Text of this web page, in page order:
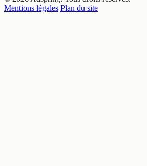
Mentions légales Plan du site